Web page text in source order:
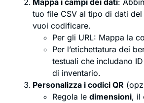
Mappa i campi dei dati:
tuo file CSV al tipo di dati del
vuoi codificare.
Per gli URL: Mappa la
Per l’etichettatura dei
testuali che includano
di inventario.
Personalizza i codici QR
Regola le dimensioni, il